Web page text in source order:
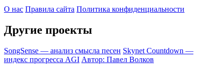
О нас Правила сайта Политика конфиденциальности
Другие проекты
SongSense — анализ смысла песен Skynet Countdown —
индекс прогресса AGI Автор: Павел Волков